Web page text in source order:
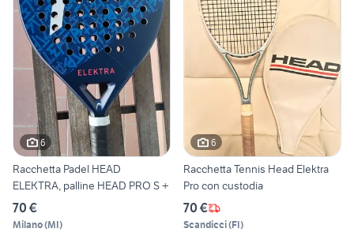
6
Racchetta Padel HEAD
ELEKTRA, palline HEAD PRO S +
70 €
Milano(MI)
6
Racchetta Tennis Head Elektra
Pro con custodia
70 €
Scandicci(FI)